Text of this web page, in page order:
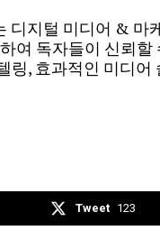
디지털 미디어 & 마
여 독자들이 신뢰
링, 효과적인 미디어
Tweet 123